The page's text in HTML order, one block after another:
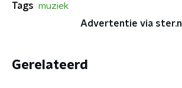
Tags muziek
Advertentie via ster.nl
Gerelateerd